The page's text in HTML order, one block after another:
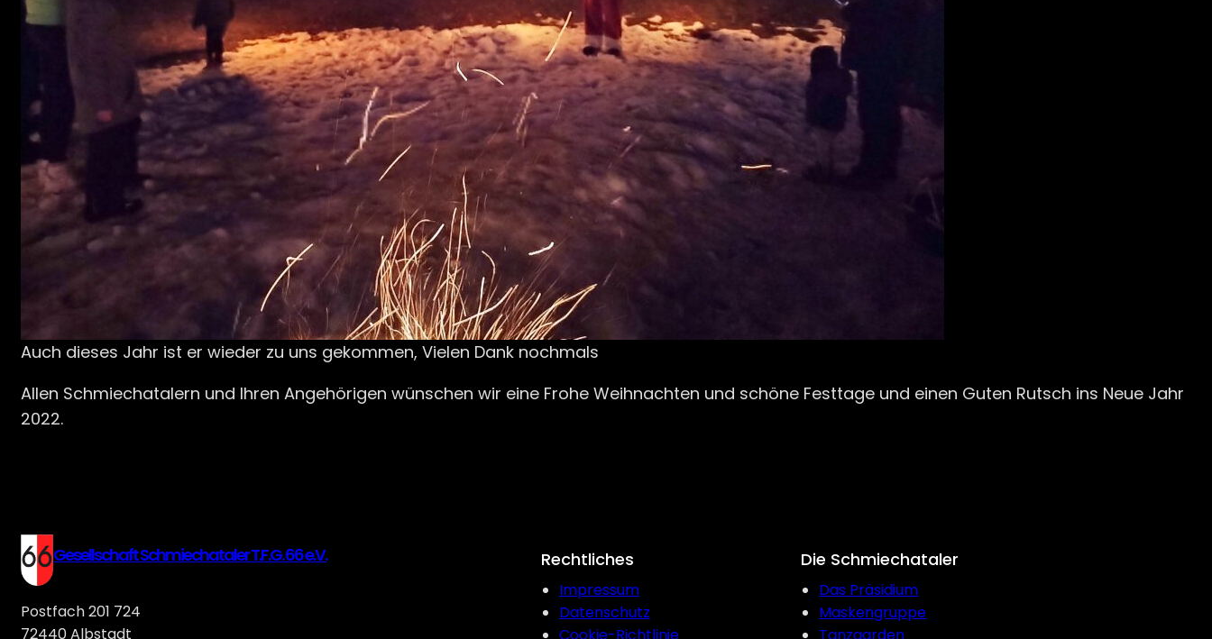
Auch dieses Jahr ist er wieder zu uns gekommen, Vielen Dank nochmals
Allen Schmiechatalern und Ihren Angehörigen wünschen wir eine Frohe Weihnachten und schöne Festtage und einen Guten Rutsch ins Neue Jahr
2022.
Gesellschaft Schmiechataler T.F.G. 66 e.V.
Postfach 201 724
72440 Albstadt
Rechtliches
Impressum
Datenschutz
Die Schmiechataler
Das Präsidium
Maskengruppe